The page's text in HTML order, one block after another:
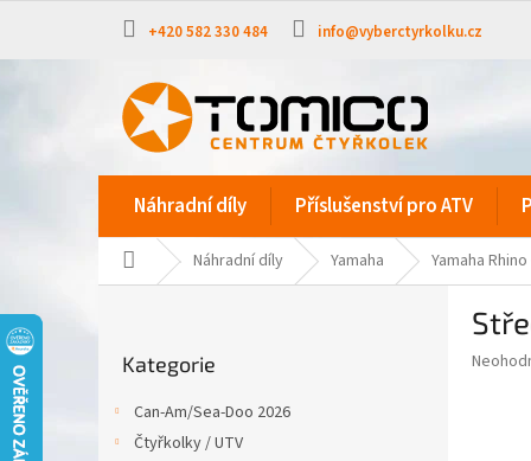
obsah
+420 582 330 484 info@vyberctyrkolku.cz
Náhradní díly Příslušenství pro ATV
Domů Náhradní díly Yamaha Yamaha
kategorie
Kategorie
Can-Am/Sea-Doo 2026
Čtyřkolky / UTV